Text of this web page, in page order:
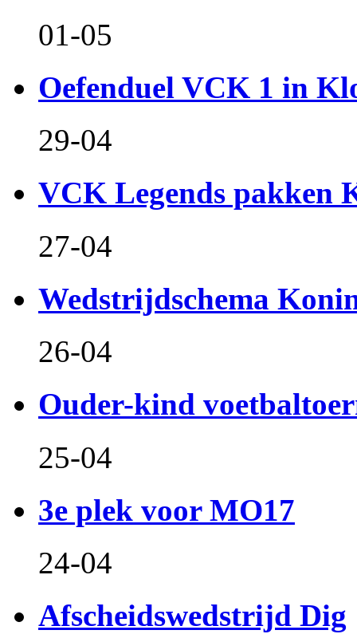
01-05
Oefenduel VCK 1 in
29-04
VCK Legends pakken
27-04
Wedstrijdschema
26-04
Ouder-kind
25-04
3e plek voor MO17
24-04
Afscheidswedstrijd Dig